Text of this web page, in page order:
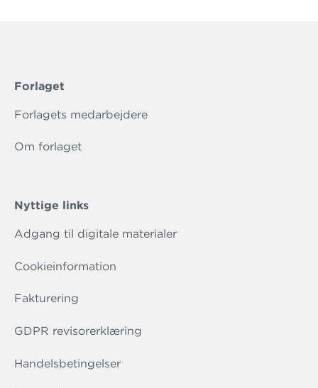
Forlaget
Forlagets medarbejdere
Om forlaget
Nyttige links
Adgang til digitale materialer
Cookieinformation
Fakturering
GDPR revisorerklæring
Handelsbetingelser